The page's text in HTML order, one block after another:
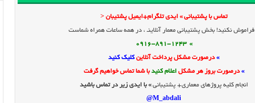
تماس با پشتیبانی » ایدی تلگرام+ایمیل پشتیبان <
فراموش نکنید! بخش پشتیبانی معمار آنلاینـ ، در همه ساعات همراه شماست
» 0916-891-1243
»درصورت مشکل پرداخت آنلاین کلیک کنید
» درصورت بروز هر مشکلاعلام کنیدبا شما تماس خواهیم گرفت
انجام کلیه پروژهای معماری+ پشتیبانی» با ایدی زیر در تماس باشید
M_abdali@